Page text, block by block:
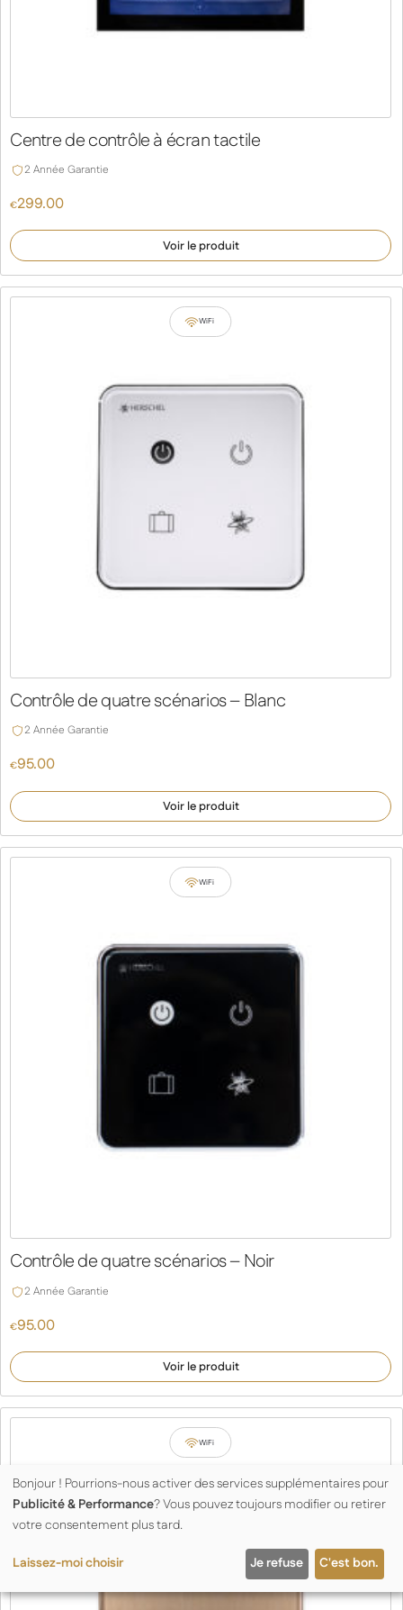
Centre de contrôle à écran tactile
2 Année Garantie
€299.00
Voir le produit
WiFi
Contrôle de quatre scénarios – Blanc
2 Année Garantie
€95.00
Voir le produit
WiFi
Contrôle de quatre scénarios – Noir
2 Année Garantie
€95.00
Voir le produit
WiFi
Bonjour ! Pourrions-nous activer des services supplémentaires pour
Publicité & Performance? Vous pouvez toujours modifier ou retirer
votre consentement plus tard.
Laissez-moi choisir Je refuse C'est bon.